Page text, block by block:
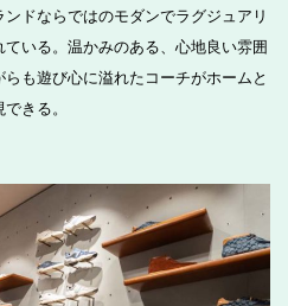
ドならではのモダンでラグジュアリ
いる。温かみのある、心地良い雰囲
も遊び心に溢れたコーチがホームと
きる。